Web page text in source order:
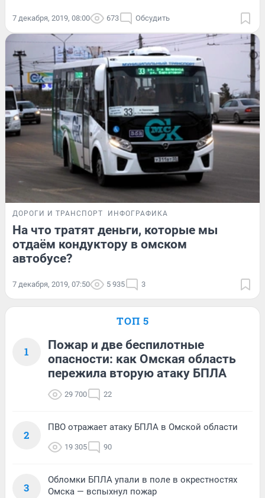
7 декабря, 2019, 08:00 673 Обсудить
ДОРОГИ И ТРАНСПОРТ ИНФОГРАФИКА
На что тратят деньги, которые мы
отдаём кондуктору в омском
автобусе?
7 декабря, 2019, 07:50 5 935 3
ТОП 5
1
Пожар и две беспилотные
опасности: как Омская область
пережила вторую атаку БПЛА
29 700 22
2
ПВО отражает атаку БПЛА в Омской области
19 305 90
3
Обломки БПЛА упали в поле в окрестностях
Омска — вспыхнул пожар